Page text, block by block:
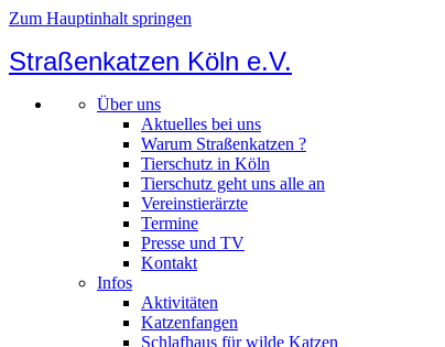
Zum Hauptinhalt springen
Straßenkatzen Köln e.V.
Über uns
Aktuelles bei uns
Warum Straßenkatzen ?
Tierschutz in Köln
Tierschutz geht uns alle an
Vereinstierärzte
Termine
Presse und TV
Kontakt
Infos
Aktivitäten
Katzenfangen
Schlafhaus für wilde Katzen